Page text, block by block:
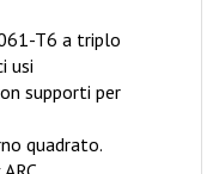
T6 a triplo
usi
supporti per
quadrato.